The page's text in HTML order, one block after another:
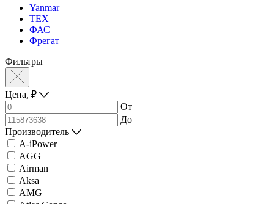
Yanmar
ТЕХ
ФАС
Фрегат
Фильтры
Цена, ₽
От
До
Производитель
A-iPower
AGG
Airman
Aksa
AMG